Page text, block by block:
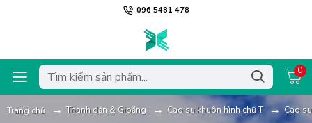
096 5481 478
0
Trang chủ Thanh dẫn & Gioăng Cao su khuôn hình chữ T Cao